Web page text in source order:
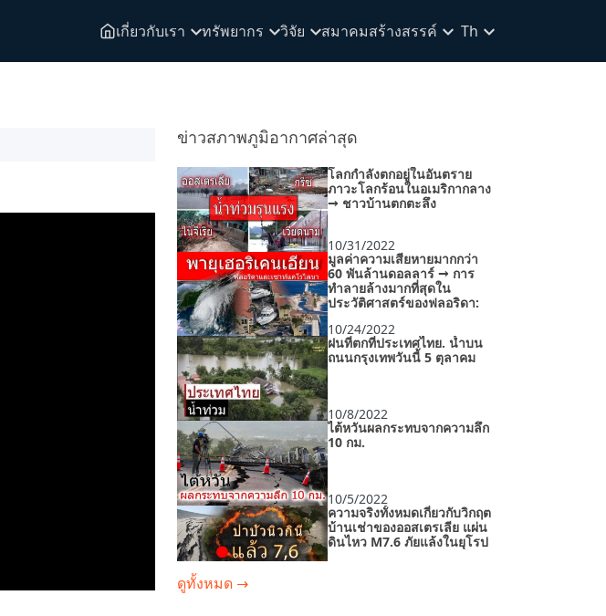
เกี่ยวกับเรา ทรัพยากร วิจัย สมาคมสร้างสรรค์ Th
ข่าวสภาพภูมิอากาศล่าสุด
โลกกำลังตกอยู่ในอันตราย
ภาวะโลกร้อนในอเมริกากลาง
→ ชาวบ้านตกตะลึง
10/31/2022
มูลค่าความเสียหายมากกว่า
60 พันล้านดอลลาร์ → การ
ทำลายล้างมากที่สุดใน
ประวัติศาสตร์ของฟลอริดา:
10/24/2022
ฝนที่ตกที่ประเทศไทย. น้ำบน
ถนนกรุงเทพวันนี้ 5 ตุลาคม
10/8/2022
ไต้หวันผลกระทบจากความลึก
10 กม.
10/5/2022
ความจริงทั้งหมดเกี่ยวกับวิกฤต
บ้านเช่าของออสเตรเลีย แผ่น
ดินไหว M7.6 ภัยแล้งในยุโรป
ดูทั้งหมด →